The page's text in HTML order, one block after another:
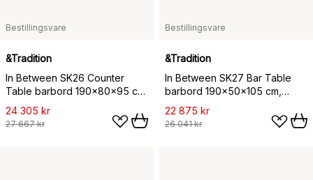
Bestillingsvare
&Tradition
In Between SK26 Counter
Table barbord 190x80x95 cm,
Røkt eik
24 305 kr
27 667 kr
Bestillingsvare
&Tradition
In Between SK27 Bar Table
barbord 190x50x105 cm,
Svartlakkert eik
22 875 kr
26 041 kr